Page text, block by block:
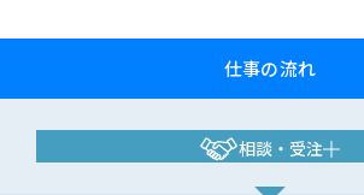
仕事の流れ
相談・受注